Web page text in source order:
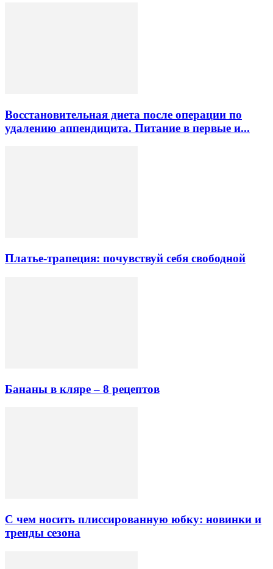
Восстановительная диета после операции по
удалению аппендицита. Питание в первые и...
Платье-трапеция: почувствуй себя свободной
Бананы в кляре – 8 рецептов
С чем носить плиссированную юбку: новинки и
тренды сезона